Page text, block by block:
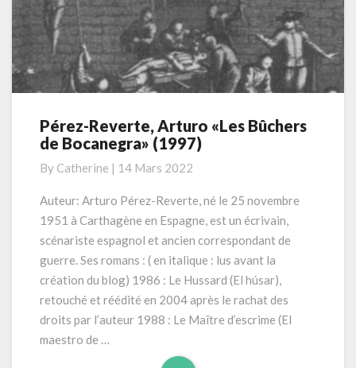
Pérez-
Reverte,
«Les
Bûchers
Bocanegra»
(1997)
Pérez-Reverte, Arturo «Les Bûchers
de Bocanegra» (1997)
By Catherine | 14 Mars 2022
Auteur: Arturo Pérez-Reverte, né le 25 novembre
1951 à Carthagène en Espagne, est un écrivain,
scénariste espagnol et ancien correspondant de
guerre. Ses romans : ( en italique : lus avant la
création du blog) 1986 : Le Hussard (El húsar),
retouché et réédité en 2004 après le rachat des
droits par l’auteur 1988 : Le Maître d’escrime (El
maestro de …